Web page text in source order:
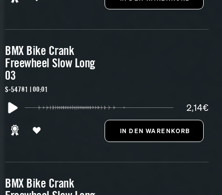
BMX Bike Crank
Freewheel Slow Long
03
S-54781 | 00:01
2,14€
BMX Bike Crank